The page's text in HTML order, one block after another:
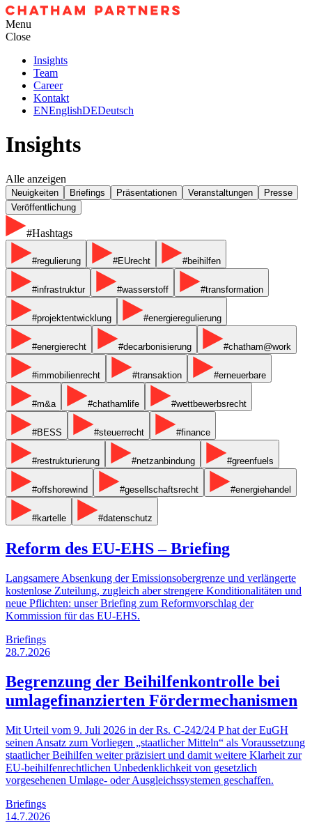
Menu
Close
Insights
Team
Career
Kontakt
ENEnglishDEDeutsch
Insights
Alle anzeigen
Neuigkeiten Briefings Präsentationen Veranstaltungen
Presse
Veröffentlichung
#Hashtags
#regulierung #EUrecht #beihilfen
#infrastruktur #wasserstoff #transformation
#projektentwicklung #energieregulierung
#energierecht #decarbonisierung #chatham@work
#immobilienrecht #transaktion #erneuerbare
#m&a #chathamlife #wettbewerbsrecht
#BESS #steuerrecht #finance
#restrukturierung #netzanbindung #greenfuels
#offshorewind #gesellschaftsrecht #energiehandel
#kartelle #datenschutz
Reform des EU-EHS – Briefing
Langsamere Absenkung der Emissionsobergrenze und verlängerte
kostenlose Zuteilung, zugleich aber strengere Konditionalitäten und
neue Pflichten: unser Briefing zum Reformvorschlag der
Kommission für das EU-EHS.
Briefings
28.7.2026
Begrenzung der Beihilfenkontrolle bei
umlagefinanzierten Fördermechanismen
Mit Urteil vom 9. Juli 2026 in der Rs. C-242/24 P hat der EuGH
seinen Ansatz zum Vorliegen „staatlicher Mitteln“ als Voraussetzung
staatlicher Beihilfen weiter präzisiert und damit weitere Klarheit zur
EU-beihilfenrechtlichen Unbedenklichkeit von gesetzlich
vorgesehenen Umlage- oder Ausgleichssystemen geschaffen.
Briefings
14.7.2026